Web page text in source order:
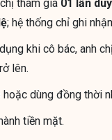
tham gia 01 lần
; hệ thống chỉ ghi nhận
khi cô bác, anh
lên.
hoặc dùng đồng thời
tiền mặt.